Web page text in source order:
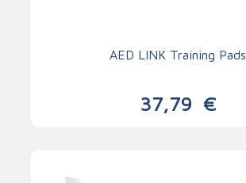
AED LINK Training Pads
37,79 €